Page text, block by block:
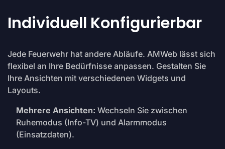
Individuell Konfigurierbar
Jede Feuerwehr hat andere Abläufe. AMWeb lässt sich
flexibel an Ihre Bedürfnisse anpassen. Gestalten Sie
Ihre Ansichten mit verschiedenen Widgets und
Layouts.
Mehrere Ansichten: Wechseln Sie zwischen
Ruhemodus (Info-TV) und Alarmmodus
(Einsatzdaten).